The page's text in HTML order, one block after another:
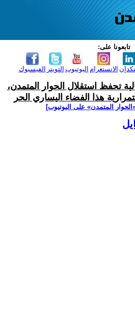
تابعونا على:
الفيسبوك التويتر اليوتيوب الانستغرام
تحفظ استقلال الحوار المتمدن،
هذا الفضاء اليساري الحر
المتمدن» على اليوتيوب]